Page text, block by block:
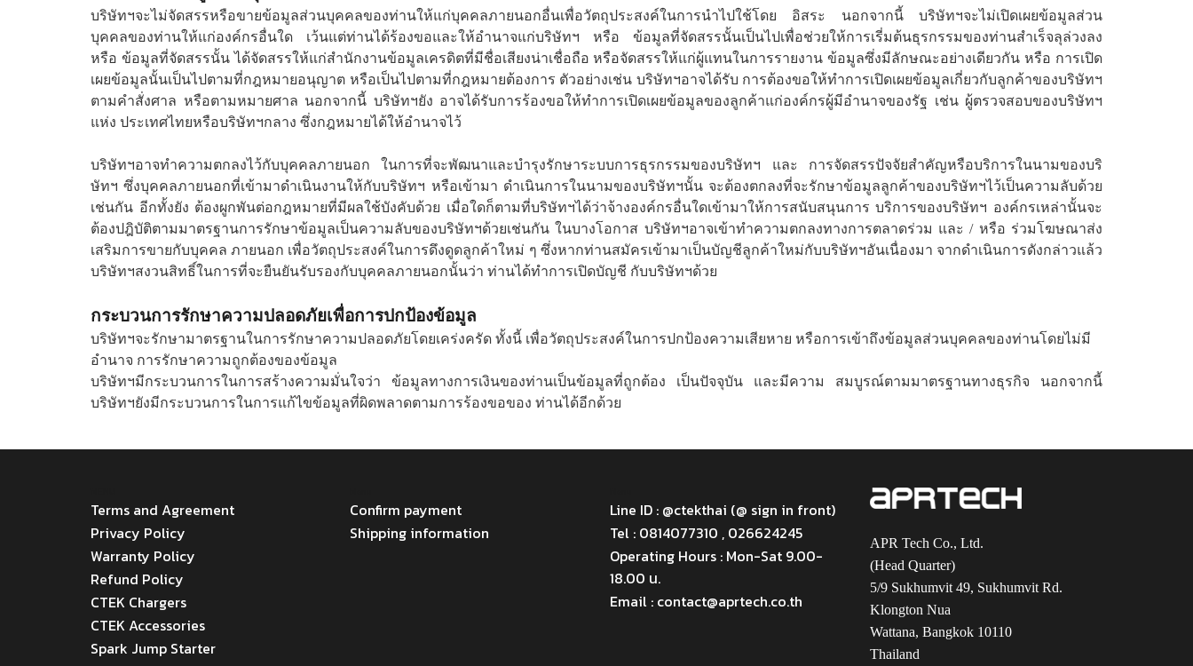
บริษัทฯจะไม่จัดสรรหรือขายข้อมูลส่วนบุคคลของท่านให้แก่บุคคลภายนอกอื่นเพื่อวัตถุประสงค์ในการนำไปใช้โดย อิสระ นอกจากนี้ บริษัทฯจะไม่เปิดเผยข้อมูลส่วน
บุคคลของท่านให้แก่องค์กรอื่นใด เว้นแต่ท่านได้ร้องขอและให้อำนาจแก่บริษัทฯ หรือ ข้อมูลที่จัดสรรนั้นเป็นไปเพื่อช่วยให้การเรี่มต้นธุรกรรมของท่านสำเร็จลุล่วงลง
หรือ ข้อมูลที่จัดสรรนั้น ได้จัดสรรให้แก่สำนักงานข้อมูลเครดิตที่มีชื่อเสียงน่าเชื่อถือ หรือจัดสรรให้แก่ผู้แทนในการรายงาน ข้อมูลซึ่งมีลักษณะอย่างเดียวกัน หรือ การเปิด
เผยข้อมูลนั้นเป็นไปตามที่กฎหมายอนุญาต หรือเป็นไปตามที่กฎหมายต้องการ ตัวอย่างเช่น บริษัทฯอาจได้รับ การต้องขอให้ทำการเปิดเผยข้อมูลเกี่ยวกับลูกค้าของบริษัทฯ
ตามคำสั่งศาล หรือตามหมายศาล นอกจากนี้ บริษัทฯยัง อาจได้รับการร้องขอให้ทำการเปิดเผยข้อมูลของลูกค้าแก่องค์กรผู้มีอำนาจของรัฐ เช่น ผู้ตรวจสอบของบริษัทฯ
แห่ง ประเทศไทยหรือบริษัทฯกลาง ซึ่งกฎหมายได้ให้อำนาจไว้
บริษัทฯอาจทำความตกลงไว้กับบุคคลภายนอก ในการที่จะพัฒนาและบำรุงรักษาระบบการธุรกรรมของบริษัทฯ และ การจัดสรรปัจจัยสำคัญหรือบริการในนามของบริ
ษัทฯ ซึ่งบุคคลภายนอกที่เข้ามาดำเนินงานให้กับบริษัทฯ หรือเข้ามา ดำเนินการในนามของบริษัทฯนั้น จะต้องตกลงที่จะรักษาข้อมูลลูกค้าของบริษัทฯไว้เป็นความลับด้วย
เช่นกัน อีกทั้งยัง ต้องผูกพันต่อกฎหมายที่มีผลใช้บังคับด้วย เมื่อใดก็ตามที่บริษัทฯได้ว่าจ้างองค์กรอื่นใดเข้ามาให้การสนับสนุนการ บริการของบริษัทฯ องค์กรเหล่านั้นจะ
ต้องปฎิบัติตามมาตรฐานการรักษาข้อมูลเป็นความลับของบริษัทฯด้วยเช่นกัน ในบางโอกาส บริษัทฯอาจเข้าทำความตกลงทางการตลาดร่วม และ / หรือ ร่วมโฆษณาส่ง
เสริมการขายกับบุคคล ภายนอก เพื่อวัตถุประสงค์ในการดึงดูดลูกค้าใหม่ ๆ ซึ่งหากท่านสมัครเข้ามาเป็นบัญชีลูกค้าใหม่กับบริษัทฯอันเนื่องมา จากดำเนินการดังกล่าวแล้ว
บริษัทฯสงวนสิทธิ์ในการที่จะยืนยันรับรองกับบุคคลภายนอกนั้นว่า ท่านได้ทำการเปิดบัญชี กับบริษัทฯด้วย
กระบวนการรักษาความปลอดภัยเพื่อการปกป้องข้อมูล
บริษัทฯจะรักษามาตรฐานในการรักษาความปลอดภัยโดยเคร่งครัด ทั้งนี้ เพื่อวัตถุประสงค์ในการปกป้องความเสียหาย หรือการเข้าถึงข้อมูลส่วนบุคคลของท่านโดยไม่มี
อำนาจ การรักษาความถูกต้องของข้อมูล
บริษัทฯมีกระบวนการในการสร้างความมั่นใจว่า ข้อมูลทางการเงินของท่านเป็นข้อมูลที่ถูกต้อง เป็นปัจจุบัน และมีความ สมบูรณ์ตามมาตรฐานทางธุรกิจ นอกจากนี้
บริษัทฯยังมีกระบวนการในการแก้ไขข้อมูลที่ผิดพลาดตามการร้องขอของ ท่านได้อีกด้วย
Terms and Agreement
Privacy Policy
Warranty Policy
Refund Policy
CTEK Chargers
CTEK Accessories
Spark Jump Starter
Confirm payment
Shipping information
Line ID : @ctekthai (@ sign in front)
Tel : 0814077310 , 026624245
Operating Hours : Mon-Sat 9.00-
18.00 น.
Email : contact@aprtech.co.th
APR Tech Co., Ltd.
(Head Quarter)
5/9 Sukhumvit 49, Sukhumvit Rd.
Klongton Nua
Wattana, Bangkok 10110
Thailand